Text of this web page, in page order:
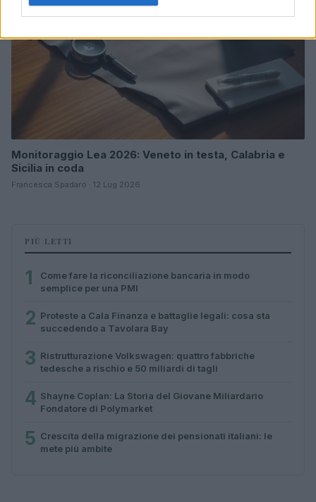
Monitoraggio Lea 2026: Veneto in testa, Calabria e
Sicilia in coda
Francesca Spadaro · 12 Lug 2026
PIÙ LETTI
1
Come fare la riconciliazione bancaria in modo
semplice per una PMI
2 Proteste a Cala Finanza e battaglie legali: cosa sta
succedendo a Tavolara Bay
3 Ristrutturazione Volkswagen: quattro fabbriche
tedesche a rischio e 50 miliardi di tagli
4 Shayne Coplan: La Storia del Giovane Miliardario
Fondatore di Polymarket
5 Crescita della migrazione dei pensionati italiani: le
mete più ambite